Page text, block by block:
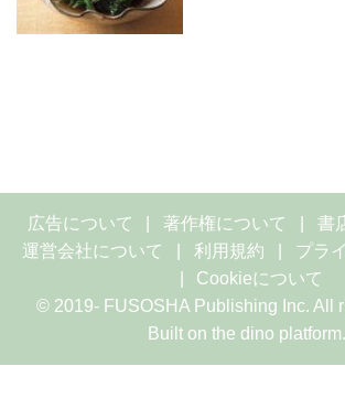
広告について 著作権について
書
運営会社について
利用規約
プラ
Cookieについて
© 2019- FUSOSHA Publishing Inc. All
Built on the dino platform.